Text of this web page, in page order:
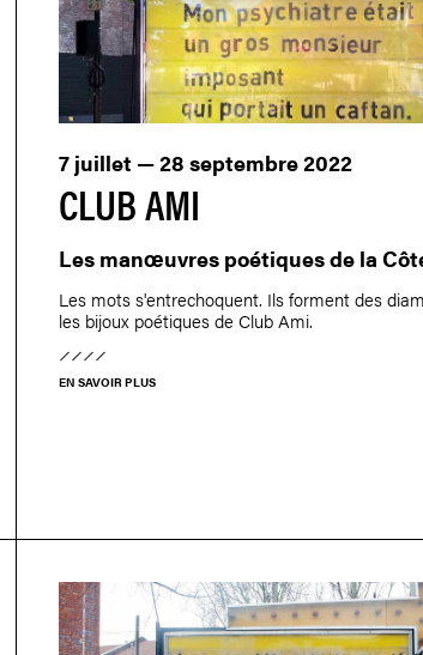
CLUB AMI
7 juillet — 28 septembre 2022
Les manœuvres poétiques de la
Les mots s'entrechoquent. Ils forment des
les bijoux poétiques de Club Ami.
EN SAVOIR PLUS